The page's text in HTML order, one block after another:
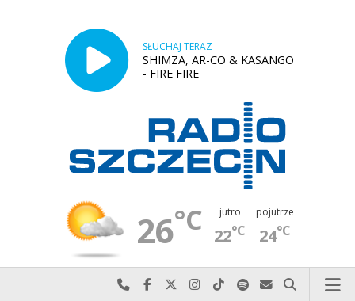
SŁUCHAJ TERAZ
SHIMZA, AR-CO & KASANGO
- FIRE FIRE
26°C jutro
22°C
pojutrze
24°C
Najlepiej po prostu do nas zadzwoń
Odwiedź nas na Facebook-u
Odwiedź nas na X
Odwiedź nas na Instagram-ie
Odwiedź nas na TikTok-u
Szukaj nas na Spotify
Wyślij do nas
Szukaj